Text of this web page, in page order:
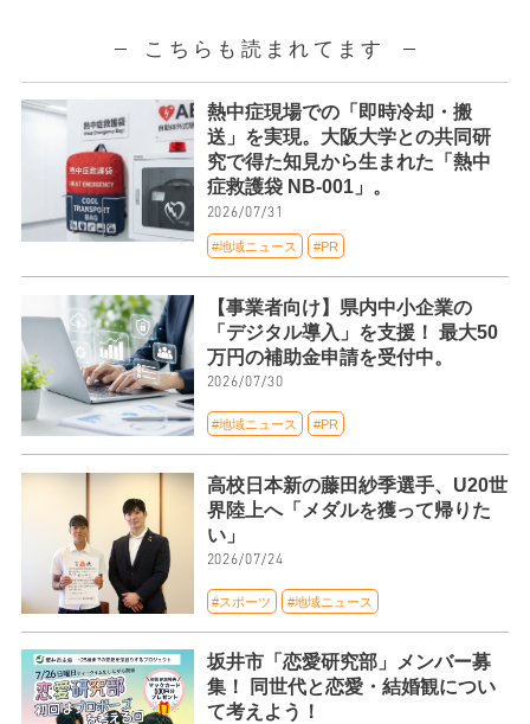
こちらも読まれてます
熱中症現場での「即時冷却・搬
送」を実現。大阪大学との共同研
究で得た知見から生まれた「熱中
症救護袋 NB-001」。
2026/07/31
#地域ニュース #PR
【事業者向け】県内中小企業の
「デジタル導入」を支援！ 最大50
万円の補助金申請を受付中。
2026/07/30
#地域ニュース #PR
高校日本新の藤田紗季選手、U20世
界陸上へ「メダルを獲って帰りた
い」
2026/07/24
#スポーツ #地域ニュース
坂井市「恋愛研究部」メンバー募
集！ 同世代と恋愛・結婚観につい
て考えよう！